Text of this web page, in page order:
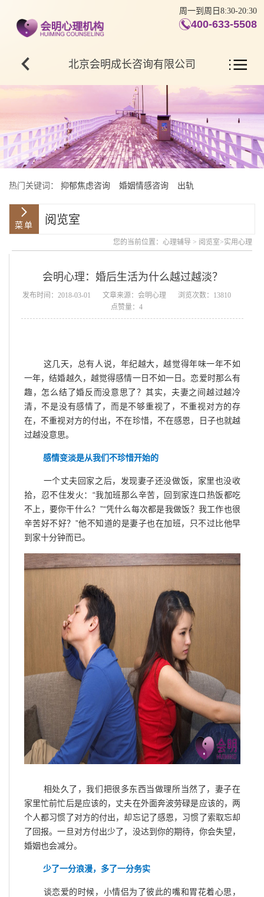
周一到周日8:30-20:30
400-633-5508
北京会明成长咨询有限公司
热门关键词： 抑郁焦虑咨询 婚姻情感咨询 出轨
阅览室
您的当前位置： 心理辅导 > 阅览室>实用心理
会明心理：婚后生活为什么越过越淡？
发布时间：2018-03-01 文章来源：会明心理
浏览次数：13810
点赞量：4
这几天，总有人说，年纪越大，越觉得年味一年不如
一年，结婚越久，越觉得感情一日不如一日。恋爱时那么有
趣，怎么结了婚反而没意思了？其实，夫妻之间越过越冷
清，不是没有感情了，而是不够重视了，不重视对方的存
在，不重视对方的付出，不在珍惜，不在感恩，日子也就越
过越没意思。
感情变淡是从我们不珍惜开始的
一个丈夫回家之后，发现妻子还没做饭，家里也没收
拾，忍不住发火：“我加班那么辛苦，回到家连口热饭都吃
不上，要你干什么？”“凭什么每次都是我做饭？我工作也很
辛苦好不好？”他不知道的是妻子也在加班，只不过比他早
到家十分钟而已。
相处久了，我们把很多东西当做理所当然了，妻子在
家里忙前忙后是应该的，丈夫在外面奔波劳碌是应该的，两
个人都习惯了对方的付出，却忘记了感恩，习惯了索取忘却
了回报。一旦对方付出少了，没达到你的期待，你会失望，
婚姻也会减分。
少了一分浪漫，多了一分务实
谈恋爱的时候，小情侣为了彼此的嘴和胃花着心思，